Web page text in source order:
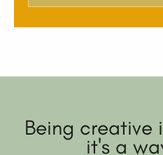
Being creative
it's a